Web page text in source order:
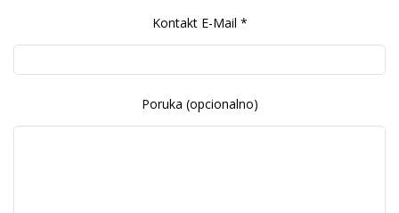
Kontakt E-Mail *
Poruka (opcionalno)